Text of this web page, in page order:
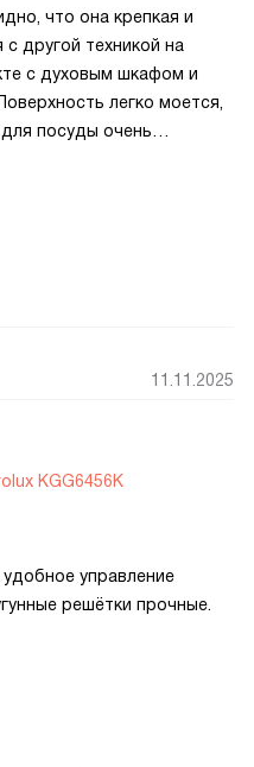
что она крепкая и
другой техникой на
с духовым шкафом и
легко моется,
посуды очень
из металла,
11.11.2025
KGG6456K
управление
решётки прочные.